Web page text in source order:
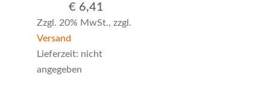
€ 6,41
Zzgl. 20% MwSt., zzgl.
Versand
Lieferzeit: nicht
angegeben